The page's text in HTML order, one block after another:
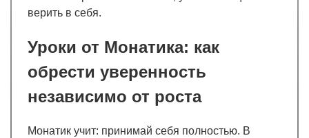
верить в себя.
Уроки от Монатика: как
обрести уверенность
независимо от роста
Монатик учит: принимай себя полностью. В